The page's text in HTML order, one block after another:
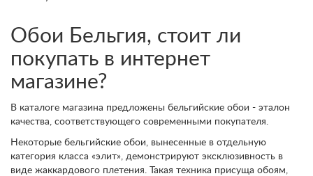
Обои Бельгия, стоит ли
покупать в интернет
магазине?
В каталоге магазина предложены бельгийские обои - эталон
качества, соответствующего современными покупателя.
Некоторые бельгийские обои, вынесенные в отдельную
категория класса «элит», демонстрируют эксклюзивность в
виде жаккардового плетения. Такая техника присуща обоям,